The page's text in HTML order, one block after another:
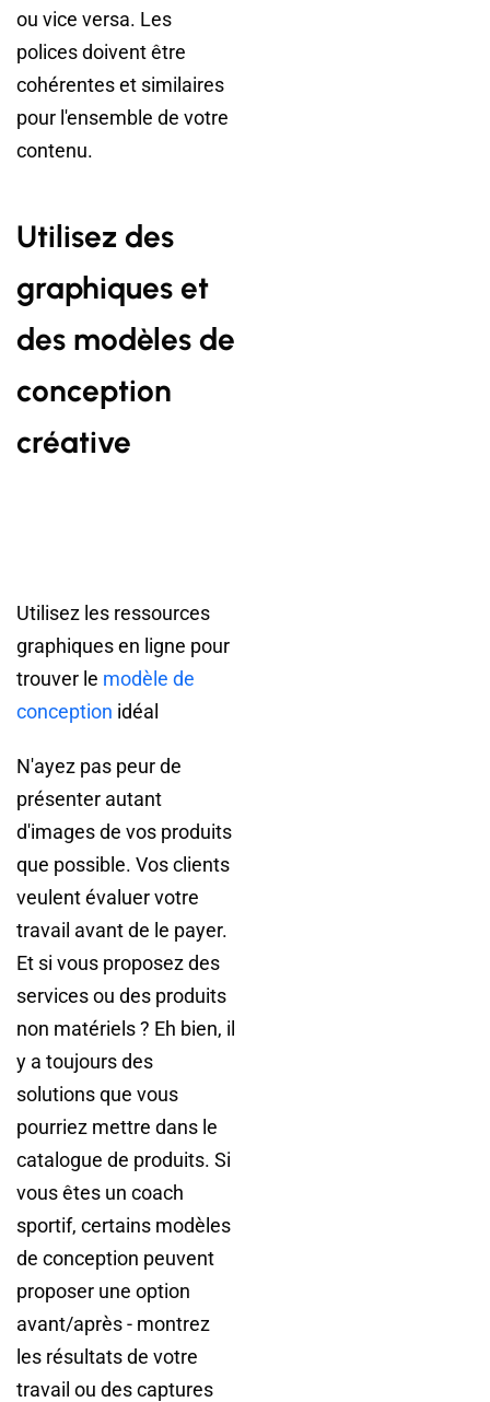
ou vice versa. Les
polices doivent être
cohérentes et similaires
pour l'ensemble de votre
contenu.
Utilisez des
graphiques et
des modèles de
conception
créative
Utilisez les ressources
graphiques en ligne pour
trouver le modèle de
conception idéal
N'ayez pas peur de
présenter autant
d'images de vos produits
que possible. Vos clients
veulent évaluer votre
travail avant de le payer.
Et si vous proposez des
services ou des produits
non matériels ? Eh bien, il
y a toujours des
solutions que vous
pourriez mettre dans le
catalogue de produits. Si
vous êtes un coach
sportif, certains modèles
de conception peuvent
proposer une option
avant/après - montrez
les résultats de votre
travail ou des captures